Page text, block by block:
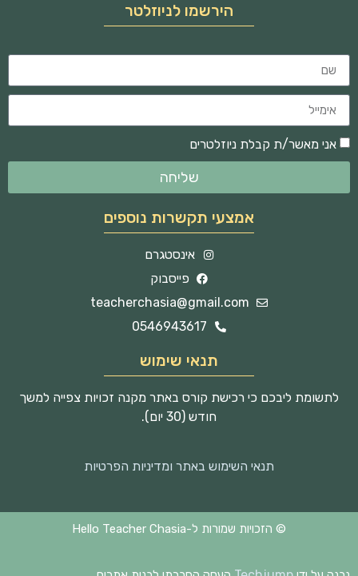
הירשמו לניוזלטר
אני מאשר/ת קבלת ניוזלטרים
שליחה
אמצעי תקשרות נוספים
אינסטגרם
פייסבוק
teacherchasia@gmail.com
0546943617
תנאי שימוש
לתשומת ליבכם כי רכישת קורס באתר מקנה זכויות צפייה למשך
חודש (30 יום).
תנאי השימוש באתר ומדיניות הפרטיות
© הזכויות שמורות ל-Hello Teacher Chasia